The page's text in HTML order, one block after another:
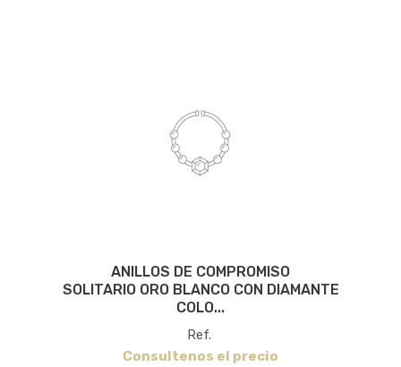
ANILLOS DE COMPROMISO
SOLITARIO ORO BLANCO CON DIAMANTE
COLO...
Ref.
Consultenos el precio